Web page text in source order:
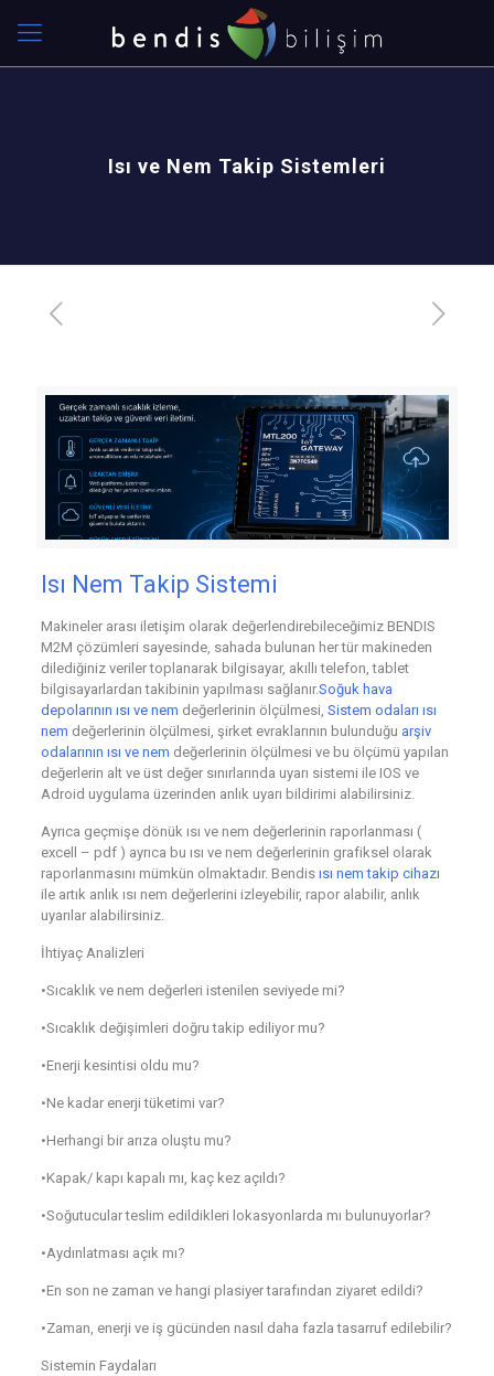
Isı ve Nem Takip Sistemleri
Isı Nem Takip Sistemi
Makineler arası iletişim olarak değerlendirebileceğimiz BENDIS
M2M çözümleri sayesinde, sahada bulunan her tür makineden
dilediğiniz veriler toplanarak bilgisayar, akıllı telefon, tablet
bilgisayarlardan takibinin yapılması sağlanır.Soğuk hava
depolarının ısı ve nem değerlerinin ölçülmesi, Sistem odaları ısı
nem değerlerinin ölçülmesi, şirket evraklarının bulunduğu arşiv
odalarının ısı ve nem değerlerinin ölçülmesi ve bu ölçümü yapılan
değerlerin alt ve üst değer sınırlarında uyarı sistemi ile IOS ve
Adroid uygulama üzerinden anlık uyarı bildirimi alabilirsiniz.
Ayrıca geçmişe dönük ısı ve nem değerlerinin raporlanması (
excell – pdf ) ayrıca bu ısı ve nem değerlerinin grafiksel olarak
raporlanmasını mümkün olmaktadır. Bendisısı nem takip cihazı
ile artık anlık ısı nem değerlerini izleyebilir, rapor alabilir, anlık
uyarılar alabilirsiniz.
İhtiyaç Analizleri
•Sıcaklık ve nem değerleri istenilen seviyede mi?
•Sıcaklık değişimleri doğru takip ediliyor mu?
•Enerji kesintisi oldu mu?
•Ne kadar enerji tüketimi var?
•Herhangi bir arıza oluştu mu?
•Kapak/ kapı kapalı mı, kaç kez açıldı?
•Soğutucular teslim edildikleri lokasyonlarda mı bulunuyorlar?
•Aydınlatması açık mı?
•En son ne zaman ve hangi plasiyer tarafından ziyaret edildi?
•Zaman, enerji ve iş gücünden nasıl daha fazla tasarruf edilebilir?
Sistemin Faydaları